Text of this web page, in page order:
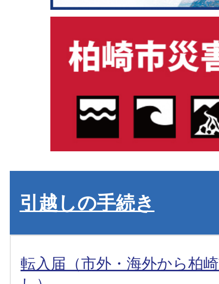
引越しの手続き
転入届（市外・海外から柏